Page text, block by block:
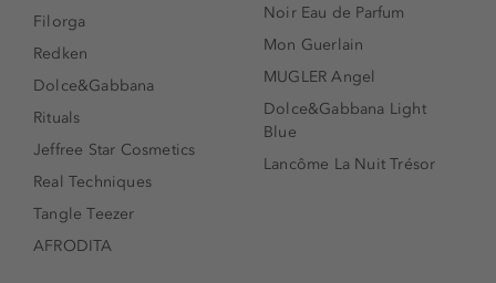
Filorga
Redken
Dolce&Gabbana
Rituals
Jeffree Star Cosmetics
Real Techniques
Tangle Teezer
AFRODITA
Noir Eau de Parfum
Mon Guerlain
MUGLER Angel
Dolce&Gabbana Light
Blue
Lancôme La Nuit Trésor